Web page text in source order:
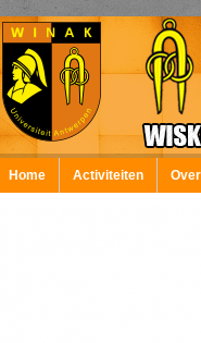
Home Activiteiten